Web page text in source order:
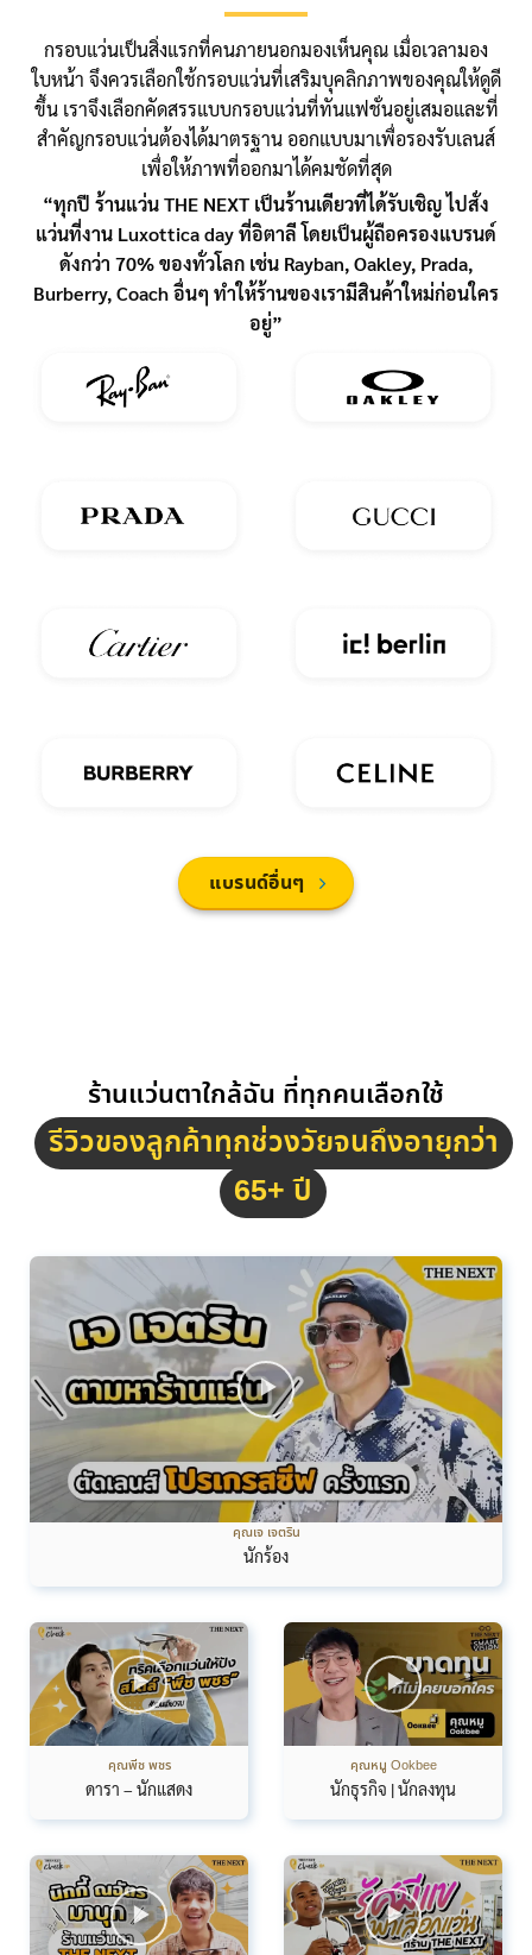
กรอบแว่นเป็นสิ่งแรกที่คนภายนอกมองเห็นคุณ เมื่อเวลามอง
ใบหน้า จึงควรเลือกใช้กรอบแว่นที่เสริมบุคลิกภาพของคุณให้ดูดี
ขึ้น เราจึงเลือกคัดสรรแบบกรอบแว่นที่ทันแฟชั่นอยู่เสมอและที่
สำคัญกรอบแว่นต้องได้มาตรฐาน ออกแบบมาเพื่อรองรับเลนส์
เพื่อให้ภาพที่ออกมาได้คมชัดที่สุด
“ทุกปี ร้านแว่น THE NEXT เป็นร้านเดียวที่ได้รับเชิญ ไปสั่ง
แว่นที่งาน Luxottica day ที่อิตาลี โดยเป็นผู้ถือครองแบรนด์
ดังกว่า 70% ของทั่วโลก เช่น Rayban, Oakley, Prada,
Burberry, Coach อื่นๆ ทำให้ร้านของเรามีสินค้าใหม่ก่อนใคร
อยู่”
แบรนด์อื่นๆ
ร้านแว่นตาใกล้ฉัน ที่ทุกคนเลือกใช้
รีวิวของลูกค้าทุกช่วงวัยจนถึงอายุกว่า
65+ ปี
คุณเจ เจตริน
นักร้อง
คุณพีช พชร
ดารา – นักแสดง
คุณหมู Ookbee
นักธุรกิจ | นักลงทุน